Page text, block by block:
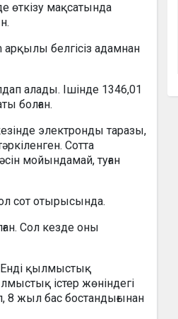
өткізу мақсатында
белгісіз адамнан
алады. Ішінде 1346,01
болған.
электронды таразы,
Сотта
мойындамай, туған
сот отырысында.
Сол кезде оны
Енді қылмыстық
істер жөніндегі
8 жыл бас бостандығынан